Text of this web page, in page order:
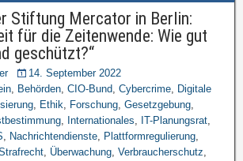
Stiftung Mercator in Berlin:
für die Zeitenwende: Wie gut
geschützt?“
14. September 2022
, Behörden, CIO-Bund, Cybercrime, Digitale
, Ethik, Forschung, Gesetzgebung,
, Internationales, IT-Planungsrat,
, Nachrichtendienste, Plattformregulierung,
, Überwachung, Verbraucherschutz,